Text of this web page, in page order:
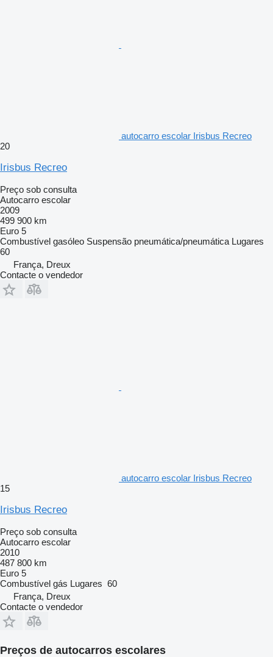
autocarro escolar Irisbus Recreo
20
Irisbus Recreo
Preço sob consulta
Autocarro escolar
2009
499 900 km
Euro 5
Combustível gasóleo Suspensão pneumática/pneumática Lugares
60
França, Dreux
Contacte o vendedor
autocarro escolar Irisbus Recreo
15
Irisbus Recreo
Preço sob consulta
Autocarro escolar
2010
487 800 km
Euro 5
Combustível gás Lugares 60
França, Dreux
Contacte o vendedor
Preços de autocarros escolares